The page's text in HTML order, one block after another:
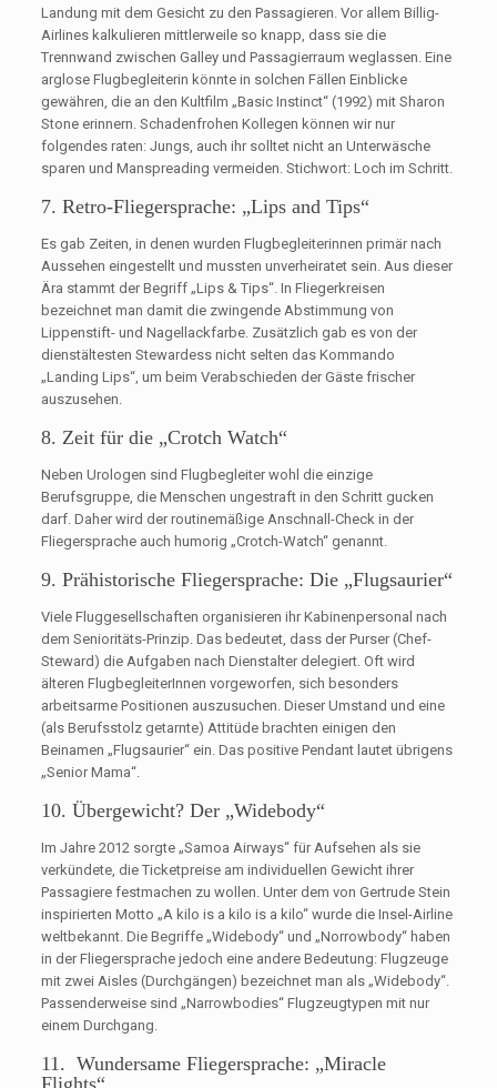
Landung mit dem Gesicht zu den Passagieren. Vor allem Billig-
Airlines kalkulieren mittlerweile so knapp, dass sie die
Trennwand zwischen Galley und Passagierraum weglassen. Eine
arglose Flugbegleiterin könnte in solchen Fällen Einblicke
gewähren, die an den Kultfilm „Basic Instinct“ (1992) mit Sharon
Stone erinnern. Schadenfrohen Kollegen können wir nur
folgendes raten: Jungs, auch ihr solltet nicht an Unterwäsche
sparen und Manspreading vermeiden. Stichwort: Loch im Schritt.
7. Retro-Fliegersprache: „Lips and Tips“
Es gab Zeiten, in denen wurden Flugbegleiterinnen primär nach
Aussehen eingestellt und mussten unverheiratet sein. Aus dieser
Ära stammt der Begriff „Lips & Tips“. In Fliegerkreisen
bezeichnet man damit die zwingende Abstimmung von
Lippenstift- und Nagellackfarbe. Zusätzlich gab es von der
dienstältesten Stewardess nicht selten das Kommando
„Landing Lips“, um beim Verabschieden der Gäste frischer
auszusehen.
8. Zeit für die „Crotch Watch“
Neben Urologen sind Flugbegleiter wohl die einzige
Berufsgruppe, die Menschen ungestraft in den Schritt gucken
darf. Daher wird der routinemäßige Anschnall-Check in der
Fliegersprache auch humorig „Crotch-Watch“ genannt.
9. Prähistorische Fliegersprache: Die „Flugsaurier“
Viele Fluggesellschaften organisieren ihr Kabinenpersonal nach
dem Senioritäts-Prinzip. Das bedeutet, dass der Purser (Chef-
Steward) die Aufgaben nach Dienstalter delegiert. Oft wird
älteren FlugbegleiterInnen vorgeworfen, sich besonders
arbeitsarme Positionen auszusuchen. Dieser Umstand und eine
(als Berufsstolz getarnte) Attitüde brachten einigen den
Beinamen „Flugsaurier“ ein. Das positive Pendant lautet übrigens
„Senior Mama“.
10. Übergewicht? Der „Widebody“
Im Jahre 2012 sorgte „Samoa Airways“ für Aufsehen als sie
verkündete, die Ticketpreise am individuellen Gewicht ihrer
Passagiere festmachen zu wollen. Unter dem von Gertrude Stein
inspirierten Motto „A kilo is a kilo is a kilo“ wurde die Insel-Airline
weltbekannt. Die Begriffe „Widebody“ und „Norrowbody“ haben
in der Fliegersprache jedoch eine andere Bedeutung: Flugzeuge
mit zwei Aisles (Durchgängen) bezeichnet man als „Widebody“.
Passenderweise sind „Narrowbodies“ Flugzeugtypen mit nur
einem Durchgang.
11. Wundersame Fliegersprache: „Miracle
Flights“